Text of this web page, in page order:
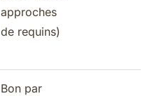
approches
de requins)
Bon par